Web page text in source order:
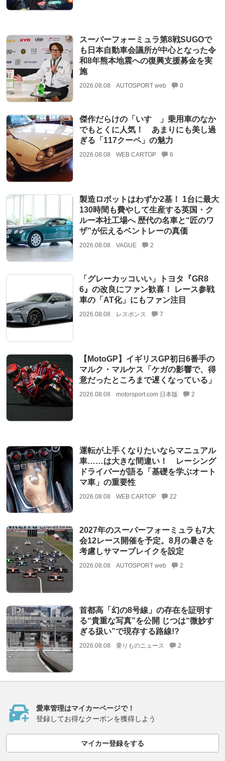
スーパーフォーミュラ第8戦SUGOで
も日本自動車会議所が中心となった令
和8年熊本地震への復興支援募金を実
施
2026.08.08 AUTOSPORT web 0
傑作だらけの「いすゞ」乗用車のなか
でもとくに人気！ あまりにも美し過
ぎる「117クーペ」の魅力
2026.08.08 WEB CARTOP 6
製造ロボットはわずか2基！ 1台に最大
130時間も費やして生産する英国・ク
ルー本社工場へ 歴代の名車と“匠のワ
ザ”が伝えるベントレーの真価
2026.08.08 VAGUE 2
「グレーカッコいい」トヨタ『GR8
6』の改良にファン歓喜！ レース参戦
車の「AT化」にもファン注目
2026.08.08 レスポンス 7
【MotoGP】イギリスGP初日6番手の
マルク・マルケス「ケガの影響で、得
意だったところまで遅くなっている」
2026.08.08 motorsport.com 日本版 2
運転が上手くなりたいならマニュアル
車……は大きな間違い！ レーシング
ドライバーが語る「基礎を学ぶオート
マ車」の重要性
2026.08.08 WEB CARTOP 22
2027年のスーパーフォーミュラも7大
会12レース開催を予定。8月の暑さを
考慮しサマーブレイクを設定
2026.08.08 AUTOSPORT web 2
首都高「幻の8号線」の存在を証明す
る“貴重な写真”を公開 じつは“微妙す
ぎる扱い”で現存する路線!?
2026.08.08 乗りものニュース 2
愛車管理はマイカーページで！
登録してお得なクーポンを獲得しよう
マイカー登録をする